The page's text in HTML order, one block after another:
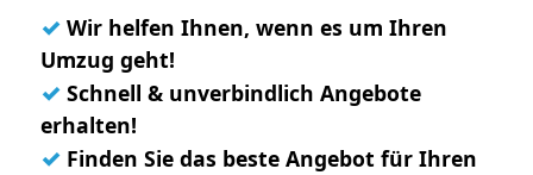
✓ Wir helfen Ihnen, wenn es um Ihren
Umzug geht!
✓ Schnell & unverbindlich Angebote
erhalten!
✓ Finden Sie das beste Angebot für Ihren